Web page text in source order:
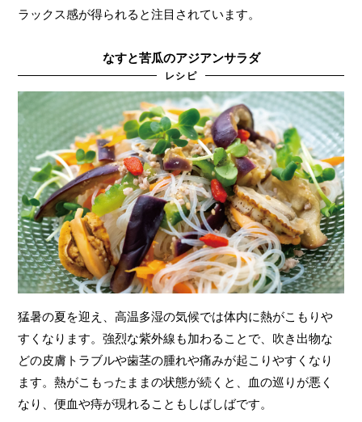
ラックス感が得られると注目されています。
なすと苦瓜のアジアンサラダ
レシピ
猛暑の夏を迎え、高温多湿の気候では体内に熱がこもりや
すくなります。強烈な紫外線も加わることで、吹き出物な
どの皮膚トラブルや歯茎の腫れや痛みが起こりやすくなり
ます。熱がこもったままの状態が続くと、血の巡りが悪く
なり、便血や痔が現れることもしばしばです。